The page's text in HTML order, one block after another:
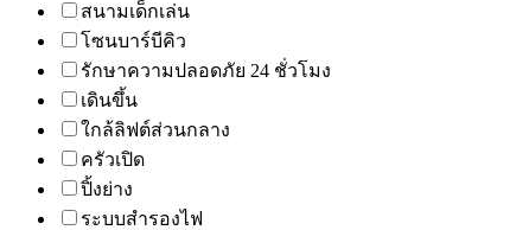
สนามเด็กเล่น
โซนบาร์บีคิว
รักษาความปลอดภัย 24 ชั่วโมง
เดินขึ้น
ใกล้ลิฟต์ส่วนกลาง
ครัวเปิด
ปิ้งย่าง
ระบบสำรองไฟ